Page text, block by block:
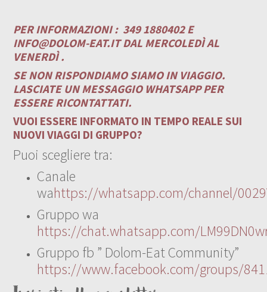
PER INFORMAZIONI : 349 1880402 E
INFO@DOLOM-EAT.ITDAL MERCOLEDÌ AL
VENERDÌ .
SE NON RISPONDIAMO SIAMO IN VIAGGIO.
LASCIATE UN MESSAGGIO WHATSAPP PER
ESSERE RICONTATTATI.
VUOI ESSERE INFORMATO IN TEMPO REALE SUI
NUOVI VIAGGI DI GRUPPO?
Puoi scegliere tra:
Canale
wahttps://whatsapp.com/channel/
Gruppo wa
https://chat.whatsapp.com/
Gruppo fb ” Dolom-Eat Community”
https://www.facebook.com/groups/